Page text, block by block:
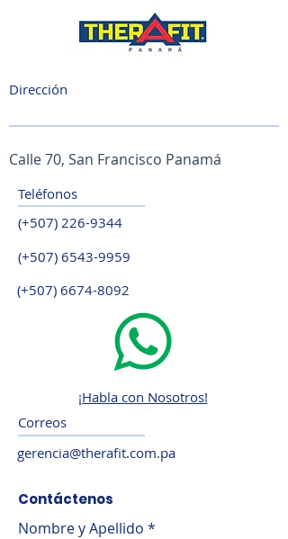
Dirección
Calle 70, San Francisco Panamá
Teléfonos
(+507) 226-9344
(+507) 6543-9959
(+507) 6674-8092
¡Habla con Nosotros!
Correos
gerencia@therafit.com.pa
Contáctenos
Nombre y Apellido